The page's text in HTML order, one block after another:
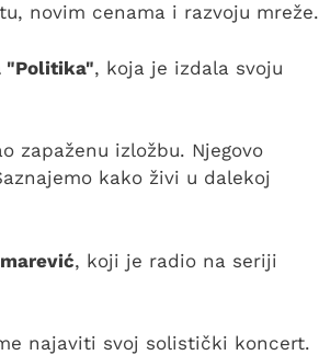
novim cenama i razvoju mreže.
"Politika", koja je izdala svoju
zapaženu izložbu. Njegovo
kako živi u dalekoj
, koji je radio na seriji
najaviti svoj solistički koncert.